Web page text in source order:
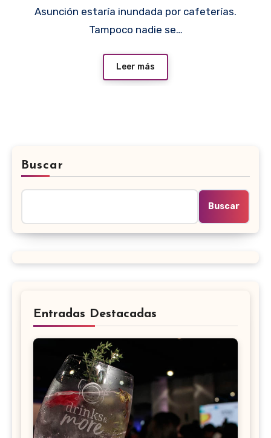
Asunción estaría inundada por cafeterías.
Tampoco nadie se…
Leer más
Buscar
Buscar
Entradas Destacadas